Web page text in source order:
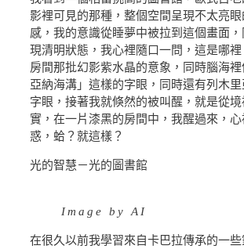
影裡可見的那種，整個空間呈現不太亮
感，我的意識從睡夢中被拉到這個畫面
現清明狀態，我心裡隨口一問，這是哪
房間那批幻影紫水晶的意象，同時腦海
亞納海溝」這樣的字眼，同時還有列木
字眼，接著我就倏然的被叫醒，就是從
實，在一片漆黑的房間中，我醒過來，心
惑，蛤？就這樣？
光的智慧－光的圖書館
Image by AI
在很久以前我學習來自卡巴拉傳承的一些